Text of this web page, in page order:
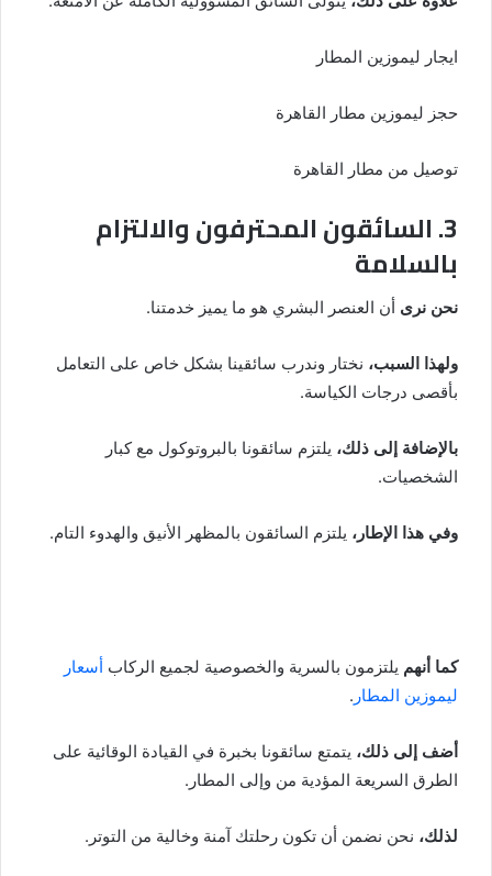
ايجار ليموزين المطار
حجز ليموزين مطار القاهرة
توصيل من مطار القاهرة
3. السائقون المحترفون والالتزام
بالسلامة
نحن نرى أن العنصر البشري هو ما يميز خدمتنا.
ولهذا السبب، نختار وندرب سائقينا بشكل خاص على التعامل
بأقصى درجات الكياسة.
بالإضافة إلى ذلك، يلتزم سائقونا بالبروتوكول مع كبار
الشخصيات.
وفي هذا الإطار، يلتزم السائقون بالمظهر الأنيق والهدوء التام.
كما أنهم يلتزمون بالسرية والخصوصية لجميع الركاب أسعار
ليموزين المطار .
أضف إلى ذلك، يتمتع سائقونا بخبرة في القيادة الوقائية على
الطرق السريعة المؤدية من وإلى المطار.
لذلك، نحن نضمن أن تكون رحلتك آمنة وخالية من التوتر.